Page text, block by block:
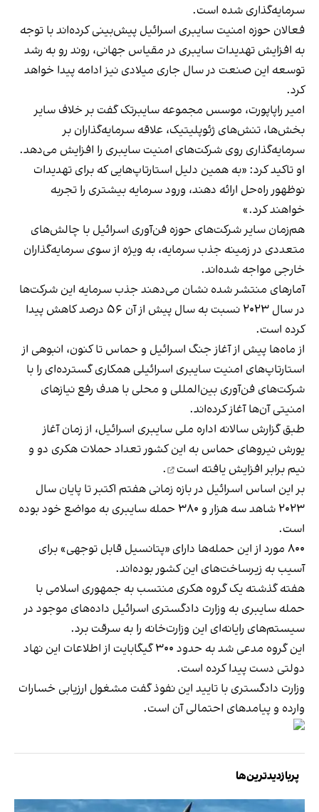
سرمایه‌گذاری شده است.
فعالان حوزه امنیت سایبری اسرائیل پیش‌بینی کرده‌اند با توجه
به افزایش تهدیدات سایبری در مقیاس جهانی، روند رو به رشد
توسعه این صنعت در سال جاری میلادی نیز ادامه پیدا خواهد
کرد.
امیر راپاپورت، موسس مجموعه سایبرتک گفت بر خلاف سایر
بخش‌ها، تنش‌های ژئوپلیتیک، علاقه سرمایه‌گذاران بر
سرمایه‌گذاری روی شرکت‌های امنیت سایبری را افزایش می‌دهد.
او تاکید کرد: «به همین دلیل استارتاپ‌هایی که برای تهدیدات
نوظهور راه‌حل ارائه دهند، ورود سرمایه بیشتری را تجربه
خواهند کرد.»
هم‌زمان سایر شرکت‌های حوزه فن‌آوری اسرائیل با چالش‌های
متعددی در زمینه جذب سرمایه، به ویژه از سوی سرمایه‌گذاران
خارجی مواجه شده‌اند.
آمارهای منتشر شده نشان می‌دهند جذب سرمایه این شرکت‌ها
در سال ۲۰۲۳ نسبت به سال پیش از آن ۵۶ درصد کاهش پیدا
کرده است.
از ماه‌ها پیش از آغاز جنگ اسرائیل و حماس تا کنون، انبوهی از
استارتاپ‌های امنیت سایبری اسرائیلی همکاری گسترده‌ای را با
شرکت‌های فن‌آوری بین‌المللی و محلی با هدف رفع نیازهای
امنیتی آن‌ها آغاز کرده‌اند.
طبق گزارش سالانه اداره ملی سایبری اسرائیل، از زمان آغاز
یورش نیروهای حماس به این کشور تعداد حملات هکری دو و
نیم برابر افزایش یافته است
.
بر این اساس اسرائیل در بازه زمانی هفتم اکتبر تا پایان سال
۲۰۲۳ شاهد سه هزار و ۳۸۰ حمله سایبری به مواضع خود بوده
است.
۸۰۰ مورد از این حمله‌ها دارای «پتانسیل قابل توجهی» برای
آسیب به زیرساخت‌های این کشور بوده‌اند.
هفته گذشته یک گروه هکری منتسب به جمهوری اسلامی با
حمله سایبری به وزارت دادگستری اسرائیل داده‌های موجود در
سیستم‌های رایانه‌ای این وزارت‌خانه را به سرقت برد.
این گروه مدعی شد به حدود ۳۰۰ گیگابایت از اطلاعات این نهاد
دولتی دست پیدا کرده است.
وزارت دادگستری با تایید این نفوذ گفت مشغول ارزیابی خسارات
وارده و پیامدهای احتمالی آن است.
پربازدیدترین‌ها